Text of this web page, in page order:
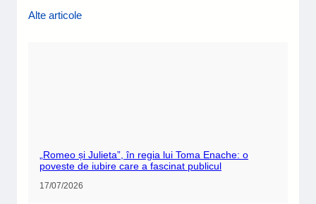
Alte articole
„Romeo și Julieta”, în regia lui Toma Enache: o
poveste de iubire care a fascinat publicul
17/07/2026